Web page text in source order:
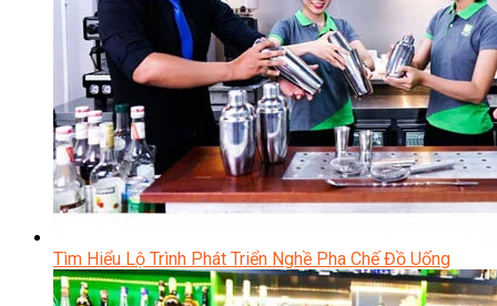
Tìm Hiểu Lộ Trình Phát Triển Nghề Pha Chế Đồ Uống